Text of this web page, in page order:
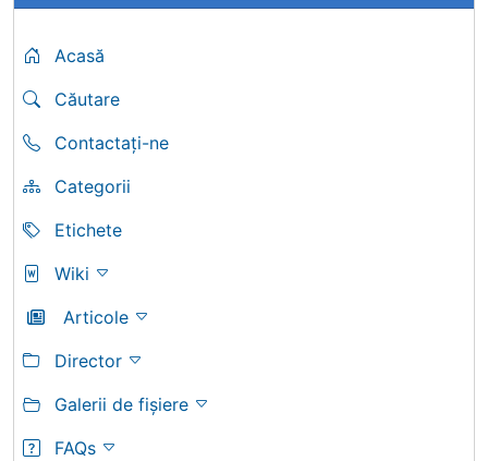
Acasă
Căutare
Contactați-ne
Categorii
Etichete
Wiki
Articole
Director
Galerii de fișiere
FAQs